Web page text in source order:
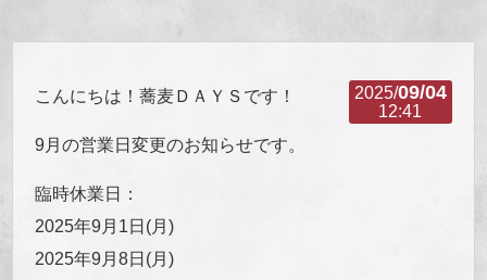
2025/09/04
12:41
こんにちは！蕎麦ＤＡＹＳです！
9月の営業日変更のお知らせです。
臨時休業日：
2025年9月1日(月)
2025年9月8日(月)